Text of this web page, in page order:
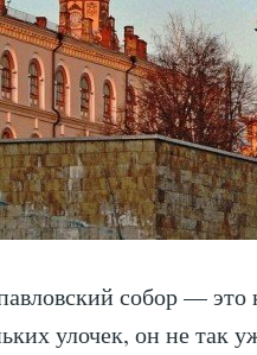
собор —
улочек, он не так